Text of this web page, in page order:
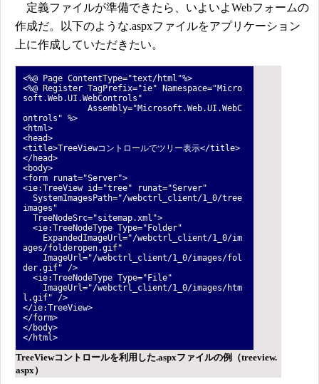
定義ファイルが準備できたら、いよいよWebフォームの
作成だ。以下のような.aspxファイルをアプリケーション
上に作成していただきたい。
<%@ Page ContentType="text/html"%>
<%@ Register TagPrefix="ie" Namespace="Micro
soft.Web.UI.WebControls"
Assembly="Microsoft.Web.UI.WebC
ontrols" %>
<html>
<head>
<title>TreeViewコントロールでツリー表示</title>
</head>
<body>
<form runat="Server">
<ie:TreeView id="tree" runat="Server"
SystemImagesPath="/webctrl_client/1_0/tree
images"
TreeNodeSrc="sitemap.xml">
<ie:TreeNodeType Type="Folder"
ExpandedImageUrl="/webctrl_client/1_0/im
ages/folderopen.gif"
ImageUrl="/webctrl_client/1_0/images/fol
der.gif" />
<ie:TreeNodeType Type="File"
ImageUrl="/webctrl_client/1_0/images/htm
l.gif" />
</ie:TreeView>
</form>
</body>
</html>
TreeViewコントロールを利用した.aspxファイルの例（treeview.
aspx）